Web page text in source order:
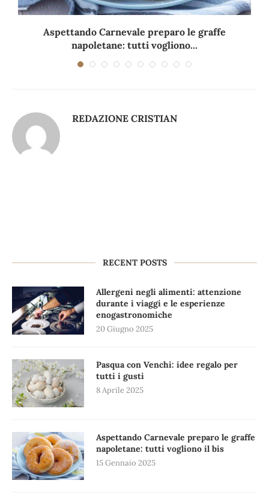
Aspettando Carnevale preparo le graffe
napoletane: tutti vogliono...
REDAZIONE CRISTIAN
RECENT POSTS
Allergeni negli alimenti: attenzione
durante i viaggi e le esperienze
enogastronomiche
20 Giugno 2025
Pasqua con Venchi: idee regalo per
tutti i gusti
8 Aprile 2025
Aspettando Carnevale preparo le graffe
napoletane: tutti vogliono il bis
15 Gennaio 2025